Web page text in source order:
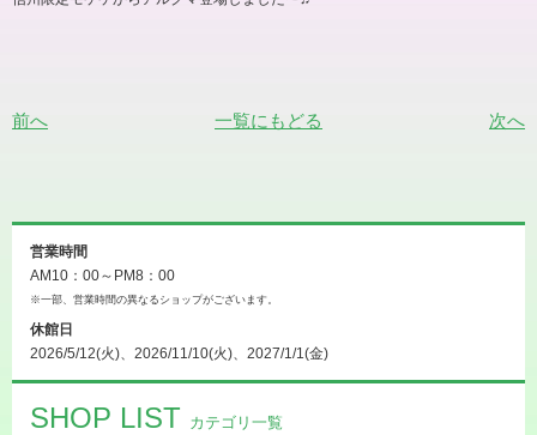
前へ 一覧にもどる 次へ
営業時間
AM10：00～PM8：00
※一部、営業時間の異なるショップがございます。
休館日
2026/5/12(火)、2026/11/10(火)、2027/1/1(金)
SHOP LIST カテゴリ一覧